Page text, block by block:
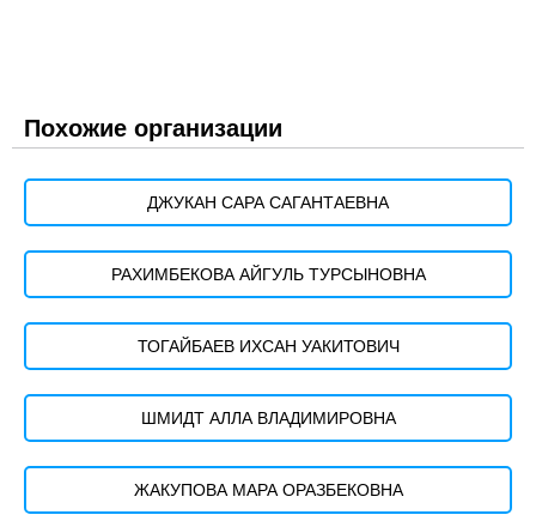
Похожие организации
ДЖУКАН САРА САГАНТАЕВНА
РАХИМБЕКОВА АЙГУЛЬ ТУРСЫНОВНА
ТОГАЙБАЕВ ИХСАН УАКИТОВИЧ
ШМИДТ АЛЛА ВЛАДИМИРОВНА
ЖАКУПОВА МАРА ОРАЗБЕКОВНА